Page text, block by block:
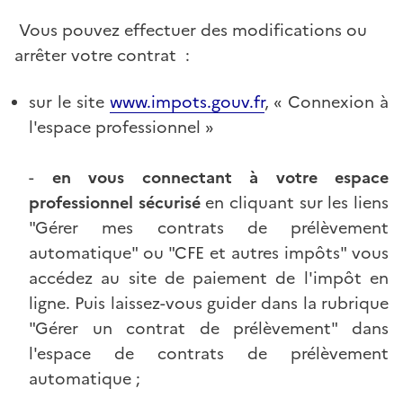
Vous pouvez effectuer des modifications ou
arrêter votre contrat :
sur le site www.impots.gouv.fr, « Connexion à
l'espace professionnel »
- en vous connectant à votre espace
professionnel sécurisé en cliquant sur les liens
"Gérer mes contrats de prélèvement
automatique" ou "CFE et autres impôts" vous
accédez au site de paiement de l'impôt en
ligne. Puis laissez-vous guider dans la rubrique
"Gérer un contrat de prélèvement" dans
l'espace de contrats de prélèvement
automatique ;